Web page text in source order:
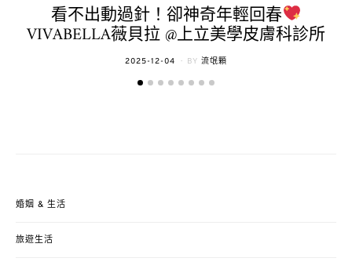
看不出動過針！卻神奇年輕回春
VIVABELLA薇貝拉 @上立美學皮膚科診所
POSTED
2025-12-04 BY 流氓顆
婚姻 & 生活
旅遊生活